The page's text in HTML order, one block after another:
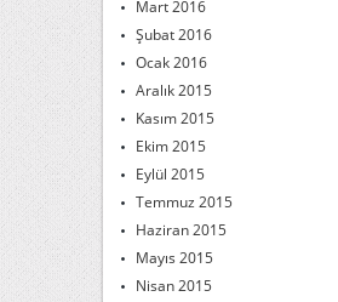
Mart 2016
Şubat 2016
Ocak 2016
Aralık 2015
Kasım 2015
Ekim 2015
Eylül 2015
Temmuz 2015
Haziran 2015
Mayıs 2015
Nisan 2015